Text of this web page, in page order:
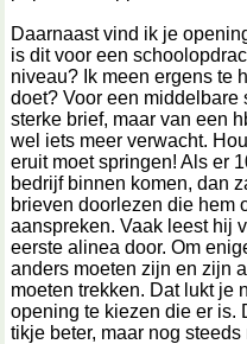
Daarnaast vind ik je
is dit voor een
niveau? Ik meen ergens te
doet? Voor een middelbare
sterke brief, maar van een
wel iets meer verwacht.
eruit moet springen! Als er
bedrijf binnen komen, dan
brieven doorlezen die hem
aanspreken. Vaak leest hij
eerste alinea door. Om
anders moeten zijn en zijn
moeten trekken. Dat lukt je
opening te kiezen die er is.
tikje beter, maar nog